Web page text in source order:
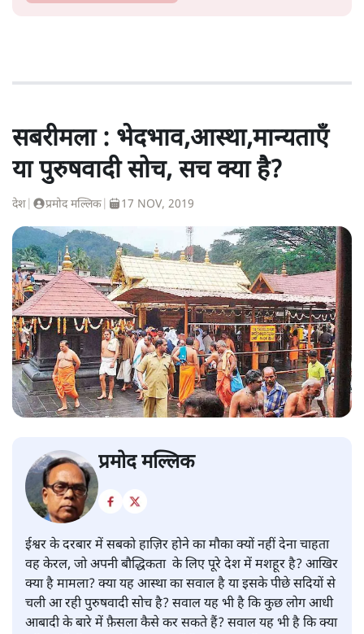
सबरीमला : भेदभाव,आस्था,मान्यताएँ
या पुरुषवादी सोच, सच क्या है?
देश प्रमोद मल्लिक 17 NOV, 2019
प्रमोद मल्लिक
ईश्वर के दरबार में सबको हाज़िर होने का मौका क्यों नहीं देना चाहता
वह केरल, जो अपनी बौद्धिकता के लिए पूरे देश में मशहूर है? आखिर
क्या है मामला? क्या यह आस्था का सवाल है या इसके पीछे सदियों से
चली आ रही पुरुषवादी सोच है? सवाल यह भी है कि कुछ लोग आधी
आबादी के बारे में फ़ैसला कैसे कर सकते हैं? सवाल यह भी है कि क्या